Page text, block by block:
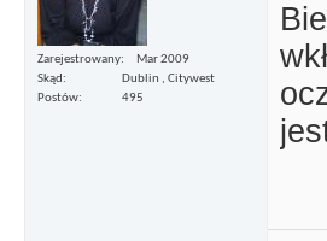
Zarejestrowany
Mar 2009
Skąd
Dublin , Citywest
Postów
495